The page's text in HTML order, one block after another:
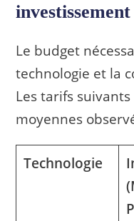
Le budget
technologie et la
Les tarifs
moyennes
Technologie